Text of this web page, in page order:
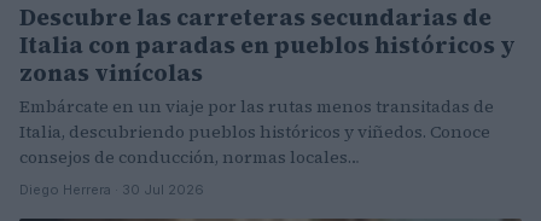
Descubre las carreteras secundarias de
Italia con paradas en pueblos históricos y
zonas vinícolas
Embárcate en un viaje por las rutas menos transitadas de
Italia, descubriendo pueblos históricos y viñedos. Conoce
consejos de conducción, normas locales…
Diego Herrera · 30 Jul 2026